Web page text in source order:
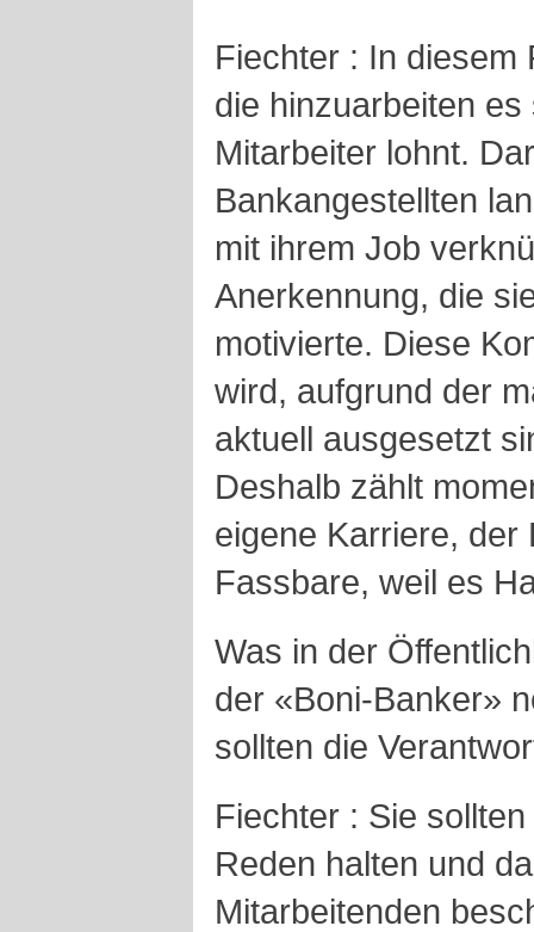
Fiechter : In diesem
die hinzuarbeiten
Mitarbeiter lohnt.
Bankangestellten
mit ihrem Job
Anerkennung, die
motivierte. Diese
wird, aufgrund der
aktuell ausgesetzt
Deshalb zählt
eigene Karriere, der
Fassbare, weil es
Was in der
der «Boni-Banker»
sollten die
Fiechter : Sie
Reden halten und
Mitarbeitenden